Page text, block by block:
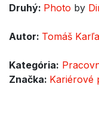
Druhý: Photo by
Autor: Tomáš Karľa
Kategória:
Značka: Kariérové